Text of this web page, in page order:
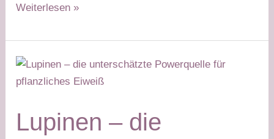
Lupinenprodukte
wie
ich
sie
wo
Weiterlesen »
Lupinen – die